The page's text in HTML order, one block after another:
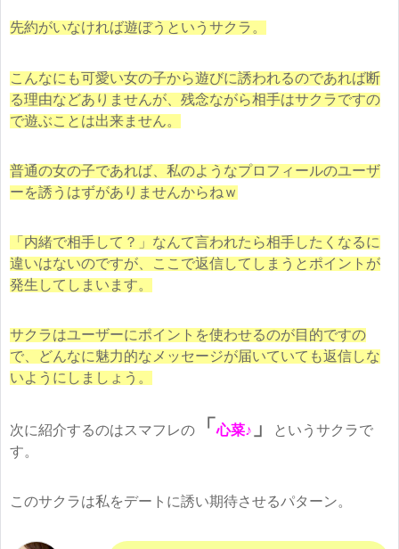
先約がいなければ遊ぼうというサクラ。
こんなにも可愛い女の子から遊びに誘われるのであれば断
る理由などありませんが、残念ながら相手はサクラですの
で遊ぶことは出来ません。
普通の女の子であれば、私のようなプロフィールのユーザ
ーを誘うはずがありませんからねｗ
「内緒で相手して？」なんて言われたら相手したくなるに
違いはないのですが、ここで返信してしまうとポイントが
発生してしまいます。
サクラはユーザーにポイントを使わせるのが目的ですの
で、どんなに魅力的なメッセージが届いていても返信しな
いようにしましょう。
次に紹介するのはスマフレの 「心菜♪ 」
というサクラで
す。
このサクラは私をデートに誘い期待させるパターン。